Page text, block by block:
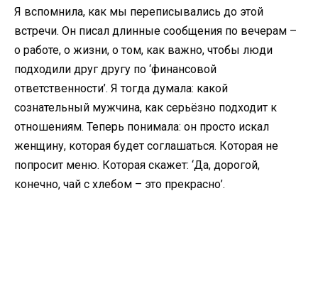
Я вспомнила, как мы переписывались до этой
встречи. Он писал длинные сообщения по вечерам –
о работе, о жизни, о том, как важно, чтобы люди
подходили друг другу по ‘финансовой
ответственности’. Я тогда думала: какой
сознательный мужчина, как серьёзно подходит к
отношениям. Теперь понимала: он просто искал
женщину, которая будет соглашаться. Которая не
попросит меню. Которая скажет: ‘Да, дорогой,
конечно, чай с хлебом – это прекрасно’.